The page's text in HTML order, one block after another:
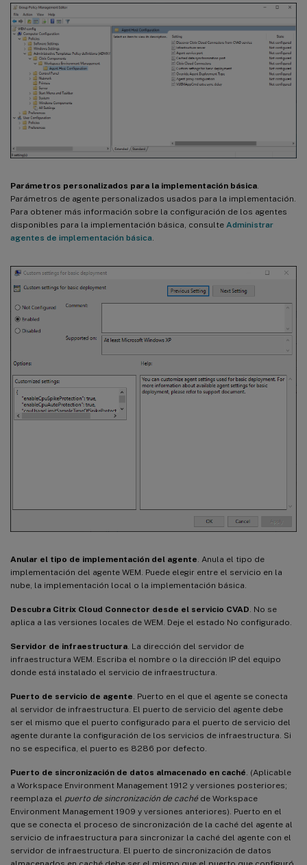
Parámetros personalizados para la implementación básica.
Parámetros de agente personalizados usados para la implementación.
Para obtener más información sobre la configuración de los agentes
disponibles para la implementación básica, consulte Administrar
agentes de implementación básica.
Anular el tipo de implementación del agente . Anula el tipo de
implementación del agente WEM. Puede elegir entre el servicio en la
nube, la implementación local o la implementación básica.
Descubra Citrix Cloud Connector desde el servicio CVAD . No se
aplica a las versiones locales de WEM. Deje el estado No configurado.
Servidor de infraestructura . La dirección del servidor de
infraestructura WEM. Escriba el nombre o la dirección IP del equipo
donde está instalado el servicio de infraestructura.
Puerto de servicio de agente . Puerto en el que el agente se conecta
al servidor de infraestructura. El puerto de servicio del agente debe
ser el mismo que el puerto configurado para el puerto de servicio del
agente durante la configuración de los servicios de infraestructura. Si
no se especifica, el puerto es 8286 por defecto.
Puerto de sincronización de datos almacenado en caché . (Aplicable
a Workspace Environment Management 1912 y versiones posteriores;
reemplaza el puerto de sincronización de caché de Workspace
Environment Management 1909 y versiones anteriores). Puerto en el
que se conecta el proceso de sincronización de la caché del agente al
servicio de infraestructura para sincronizar la caché del agente con el
servidor de infraestructura. El puerto de sincronización de datos